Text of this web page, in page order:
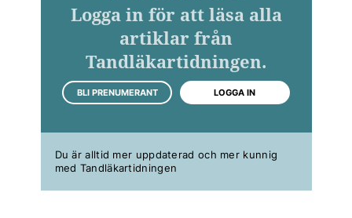
Logga in för att läsa alla
artiklar från
Tandläkartidningen.
BLI PRENUMERANT LOGGA IN
Du är alltid mer uppdaterad och mer kunnig
med Tandläkartidningen